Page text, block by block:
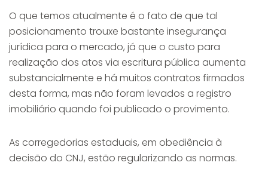
O que temos atualmente é o fato de que tal
posicionamento trouxe bastante insegurança
jurídica para o mercado, já que o custo para
realização dos atos via escritura pública aumenta
substancialmente e há muitos contratos firmados
desta forma, mas não foram levados a registro
imobiliário quando foi publicado o provimento.
As corregedorias estaduais, em obediência à
decisão do CNJ, estão regularizando as normas.